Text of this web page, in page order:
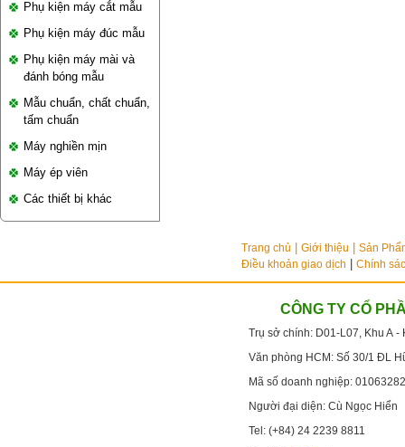
Phụ kiện máy cắt mẫu
Phụ kiện máy đúc mẫu
Phụ kiện máy mài và
đánh bóng mẫu
Mẫu chuẩn, chất chuẩn,
tấm chuẩn
Máy nghiền mịn
Máy ép viên
Các thiết bị khác
Trang chủ Giới thiệu
Sản
Điều khoản giao dịch | Chính
CÔNG TY CỔ
Trụ sở chính: D01-L07, Khu A
Văn phòng HCM: Số 30/1 ĐL
Mã số doanh nghiệp:
Người đại diện: Cù Ngọc Hiển
Tel: (+84) 24 2239 8811